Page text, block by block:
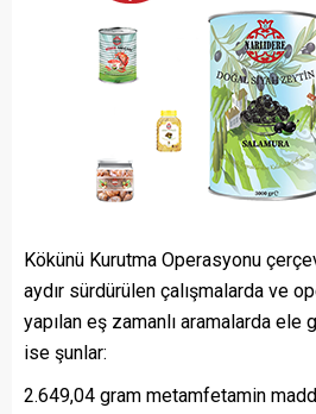
Kökünü Kurutma Operasyonu
aydır sürdürülen çalışmalarda ve
yapılan eş zamanlı aramalarda ele
ise şunlar:
2.649,04 gram metamfetamin